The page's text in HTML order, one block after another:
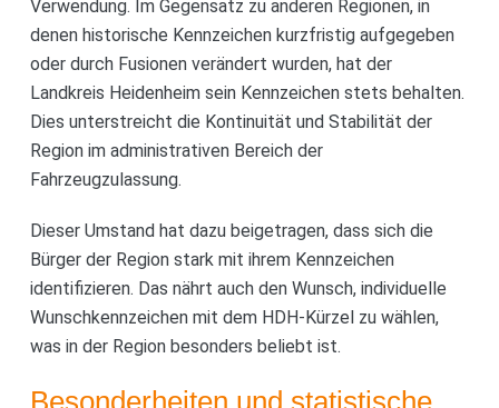
Verwendung. Im Gegensatz zu anderen Regionen, in
denen historische Kennzeichen kurzfristig aufgegeben
oder durch Fusionen verändert wurden, hat der
Landkreis Heidenheim sein Kennzeichen stets behalten.
Dies unterstreicht die Kontinuität und Stabilität der
Region im administrativen Bereich der
Fahrzeugzulassung.
Dieser Umstand hat dazu beigetragen, dass sich die
Bürger der Region stark mit ihrem Kennzeichen
identifizieren. Das nährt auch den Wunsch, individuelle
Wunschkennzeichen mit dem HDH-Kürzel zu wählen,
was in der Region besonders beliebt ist.
Besonderheiten und statistische